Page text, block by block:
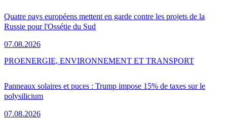
Quatre pays européens mettent en garde contre les projets de la
Russie pour l'Ossétie du Sud
07.08.2026
Panneaux solaires et puces : Trump impose 15% de taxes sur le
polysilicium
07.08.2026
PROENERGIE, ENVIRONNEMENT ET TRANSPORT